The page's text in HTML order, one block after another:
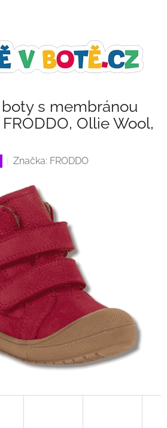
s membránou
Ollie Wool,
Značka: FRODDO